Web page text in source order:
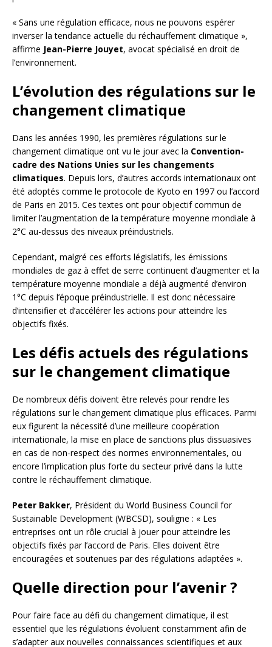
« Sans une régulation efficace, nous ne pouvons espérer
inverser la tendance actuelle du réchauffement climatique »,
affirme Jean-Pierre Jouyet, avocat spécialisé en droit de
l’environnement.
L’évolution des régulations sur le
changement climatique
Dans les années 1990, les premières régulations sur le
changement climatique ont vu le jour avec la Convention-
cadre des Nations Unies sur les changements
climatiques. Depuis lors, d’autres accords internationaux ont
été adoptés comme le protocole de Kyoto en 1997 ou l’accord
de Paris en 2015. Ces textes ont pour objectif commun de
limiter l’augmentation de la température moyenne mondiale à
2°C au-dessus des niveaux préindustriels.
Cependant, malgré ces efforts législatifs, les émissions
mondiales de gaz à effet de serre continuent d’augmenter et la
température moyenne mondiale a déjà augmenté d’environ
1°C depuis l’époque préindustrielle. Il est donc nécessaire
d’intensifier et d’accélérer les actions pour atteindre les
objectifs fixés.
Les défis actuels des régulations
sur le changement climatique
De nombreux défis doivent être relevés pour rendre les
régulations sur le changement climatique plus efficaces. Parmi
eux figurent la nécessité d’une meilleure coopération
internationale, la mise en place de sanctions plus dissuasives
en cas de non-respect des normes environnementales, ou
encore l’implication plus forte du secteur privé dans la lutte
contre le réchauffement climatique.
Peter Bakker, Président du World Business Council for
Sustainable Development (WBCSD), souligne : « Les
entreprises ont un rôle crucial à jouer pour atteindre les
objectifs fixés par l’accord de Paris. Elles doivent être
encouragées et soutenues par des régulations adaptées ».
Quelle direction pour l’avenir ?
Pour faire face au défi du changement climatique, il est
essentiel que les régulations évoluent constamment afin de
s’adapter aux nouvelles connaissances scientifiques et aux